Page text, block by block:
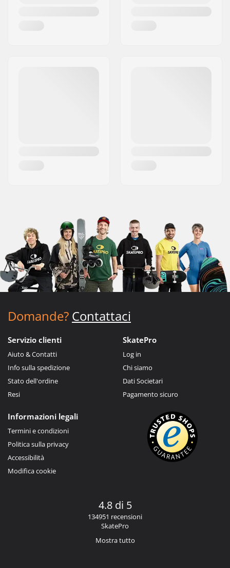
Domande? Contattaci
Servizio clienti
Aiuto & Contatti
Info sulla spedizione
Stato dell'ordine
Resi
SkatePro
Log in
Chi siamo
Dati Societari
Pagamento sicuro
Informazioni legali
Termini e condizioni
Politica sulla privacy
Accessibilità
Modifica cookie
4.8 di 5
134951 recensioni
SkatePro
Mostra tutto